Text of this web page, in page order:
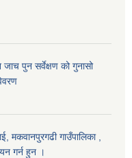
जाच पुन सर्वेक्षण को गुनासो
मकवानपुरगढी गाउँपालिका ,
गर्न हुन ।